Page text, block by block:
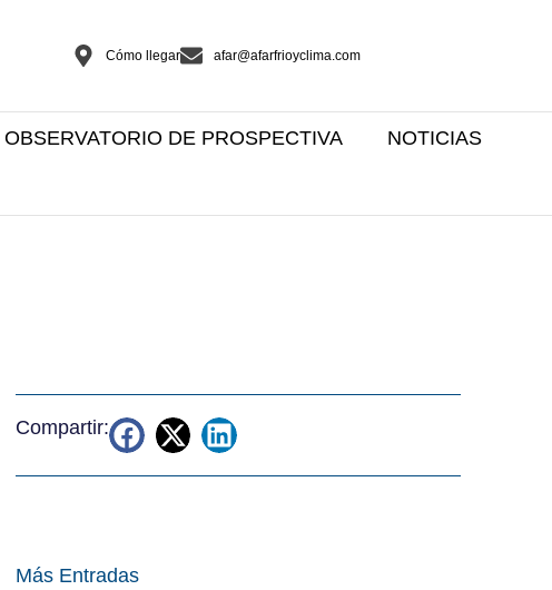
Cómo llegar afar@afarfrioyclima.com
OBSERVATORIO DE PROSPECTIVA NOTICIAS
Compartir:
Más Entradas